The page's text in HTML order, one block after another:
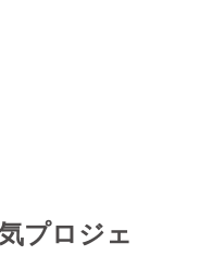
プロジェ